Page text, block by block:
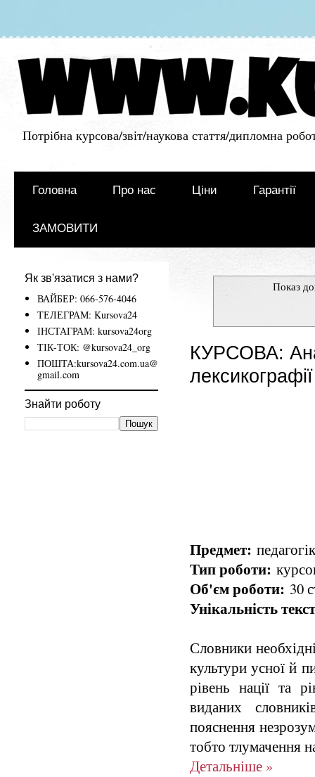
Потрібна курсова/звіт/наукова стаття/дипломна
Головна Про нас Ціни Гарантії
ЗАМОВИТИ
Показ
КУРСОВА:
лексикографії
Предмет:
Тип роботи:
Об'єм роботи: 30
Унікальність
Словники
культури усної й
рівень нації та
виданих
пояснення
тобто тлумачення
Детальніше »
Як зв'язатися з нами?
ВАЙБЕР: 066-576-4046
ТЕЛЕГРАМ: Kursova24
ІНСТАГРАМ: kursova24org
ТІК-ТОК: @kursova24_org
ПОШТА:kursova24.com.ua@
gmail.com
Знайти роботу